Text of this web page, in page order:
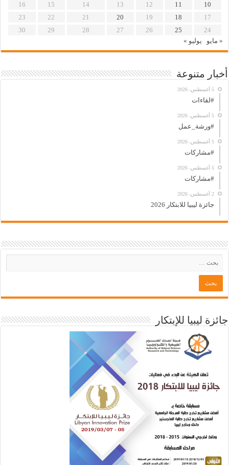
10
11
12
13
14
15
16
17
18
19
20
21
22
23
24
25
26
27
28
29
30
« مايو
يوليو »
أخبار متنوعة
5 أغسطس، 2026
#لقاءات
5 أغسطس، 2026
#ورشة_عمل
5 أغسطس، 2026
#مشاركات
5 أغسطس، 2026
#مشاركات
2 أغسطس، 2026
جائزة ليبيا للابتكار 2026
جائزة ليبيا للإبتكار